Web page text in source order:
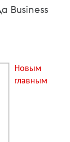
Business
Новым
главным